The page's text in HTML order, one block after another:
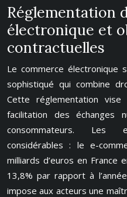
Réglementation
électronique et
contractuelles
Le commerce électronique
sophistiqué qui combine
Cette réglementation
facilitation des échanges
consommateurs. Les
considérables : le e-
milliards d’euros en France
13,8% par rapport à
impose aux acteurs une